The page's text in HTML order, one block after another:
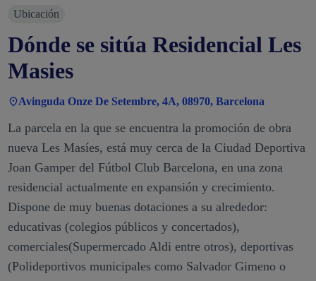
Ubicación
Dónde se sitúa Residencial Les
Masies
Avinguda Onze De Setembre, 4A, 08970, Barcelona
La parcela en la que se encuentra la promoción de obra
nueva Les Masíes, está muy cerca de la Ciudad Deportiva
Joan Gamper del Fútbol Club Barcelona, en una zona
residencial actualmente en expansión y crecimiento.
Dispone de muy buenas dotaciones a su alrededor:
educativas (colegios públicos y concertados),
comerciales(Supermercado Aldi entre otros), deportivas
(Polideportivos municipales como Salvador Gimeno o